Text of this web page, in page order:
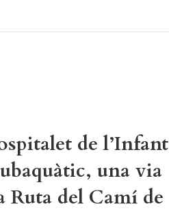
de l’Infant
una via
Ruta del Camí de